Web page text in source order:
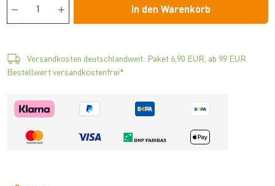
In den Warenkorb
Versandkosten deutschlandweit: Paket 6,90 EUR, ab 99 EUR
Bestellwert versandkostenfrei*